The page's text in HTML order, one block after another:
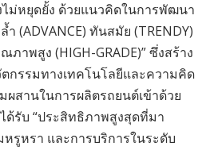
ม่หยุดยั้ง ด้วยแนวคิดในการพัฒนา
(ADVANCE) ทันสมัย (TRENDY)
าพสูง (HIGH-GRADE)” ซึ่งสร้าง
รรมทางเทคโนโลยีและความคิด
ผสานในการผลิตรถยนต์เข้าด้วย
ด้รับ “ประสิทธิภาพสูงสุดที่มา
รูหรา และการบริการในระดับ